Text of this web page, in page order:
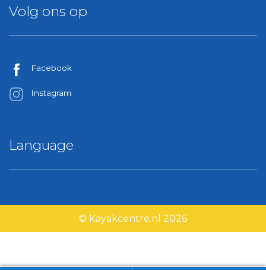
Volg ons op
Facebook
Instagram
Language
© Kayakcentre.nl 2026